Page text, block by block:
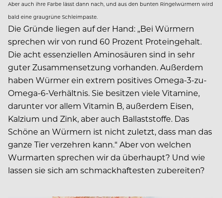
Aber auch ihre Farbe lässt dann nach, und aus den bunten Ringelwürmern wird
bald eine graugrüne Schleimpaste.
Die Gründe liegen auf der Hand: „Bei Würmern
sprechen wir von rund 60 Prozent Proteingehalt.
Die acht essenziellen Aminosäuren sind in sehr
guter Zusammensetzung vorhanden. Außerdem
haben Würmer ein extrem positives Omega-3-zu-
Omega-6-Verhältnis. Sie besitzen viele Vitamine,
darunter vor allem Vitamin B, außerdem Eisen,
Kalzium und Zink, aber auch Ballaststoffe. Das
Schöne an Würmern ist nicht zuletzt, dass man das
ganze Tier verzehren kann.“ Aber von welchen
Wurmarten sprechen wir da überhaupt? Und wie
lassen sie sich am schmackhaftesten zubereiten?